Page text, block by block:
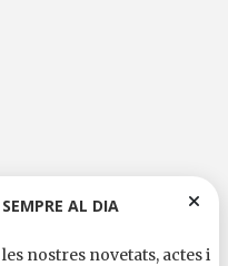
AL DIA
nostres novetats, actes i